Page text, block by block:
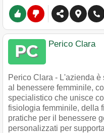
Perico Clara
Perico Clara - L'azienda
al benessere femminile,
specialistico che unisce
fisiologia femminile, della
pratiche per il benessere
personalizzati per